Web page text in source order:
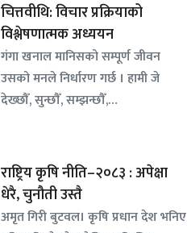
चित्तवीथि: विचार प्रक्रियाको
विश्लेषणात्मक अध्ययन
गंगा खनाल मानिसको सम्पूर्ण जीवन
उसको मनले निर्धारण गर्छ । हामी जे
देख्छौँ, सुन्छौँ, सम्झन्छौँ,…
राष्ट्रिय कृषि नीति–२०८३ : अपेक्षा
धेरै, चुनौती उस्तै
अमृत गिरी बुटवल। कृषि प्रधान देश भनिए